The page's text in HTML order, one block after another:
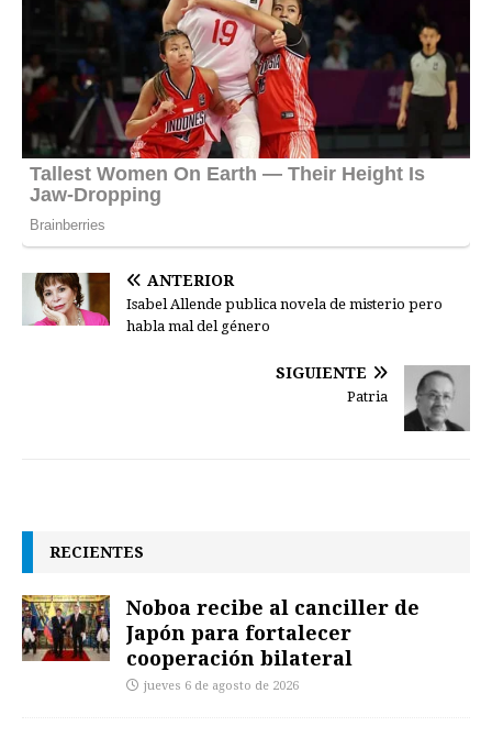
ANTERIOR
Isabel Allende publica novela de misterio pero
habla mal del género
SIGUIENTE
Patria
RECIENTES
Noboa recibe al canciller de
Japón para fortalecer
cooperación bilateral
jueves 6 de agosto de 2026